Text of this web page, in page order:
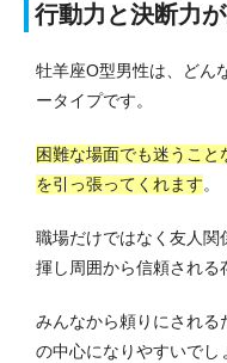
行動力と決断力
牡羊座O型男性は、どん
ータイプです。
困難な場面でも迷うこと
を引っ張ってくれます。
職場だけではなく友人関
揮し周囲から信頼される
みんなから頼りにされる
の中心になりやすいでし